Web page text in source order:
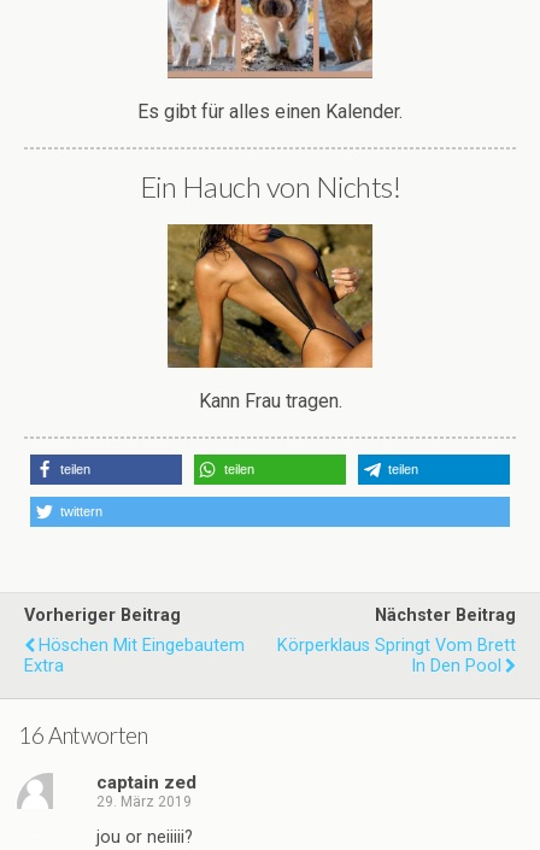
Es gibt für alles einen Kalender.
Ein Hauch von Nichts!
Kann Frau tragen.
teilen teilen teilen
twittern
Vorheriger Beitrag
Höschen Mit Eingebautem
Extra
Nächster Beitrag
Körperklaus Springt Vom Brett
In Den Pool
16 Antworten
captain zed
29. März 2019
jou or neiiiii?